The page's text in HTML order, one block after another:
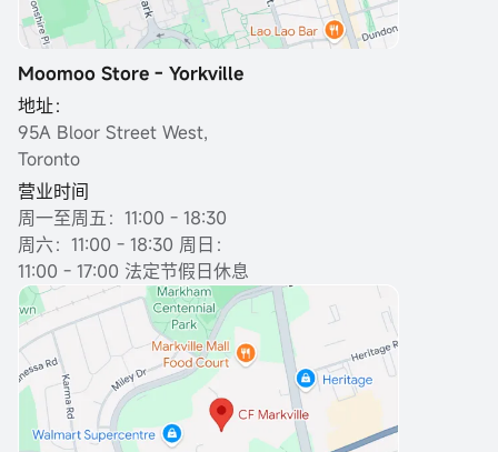
Moomoo Store - Yorkville
地址：
95A Bloor Street West,
Toronto
营业时间
周一至周五：11:00 - 18:30
周六：11:00 - 18:30 周日：
11:00 - 17:00 法定节假日休息